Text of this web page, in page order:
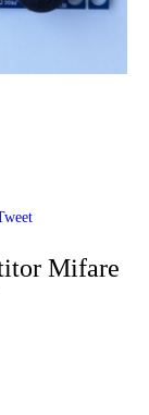
Mifare